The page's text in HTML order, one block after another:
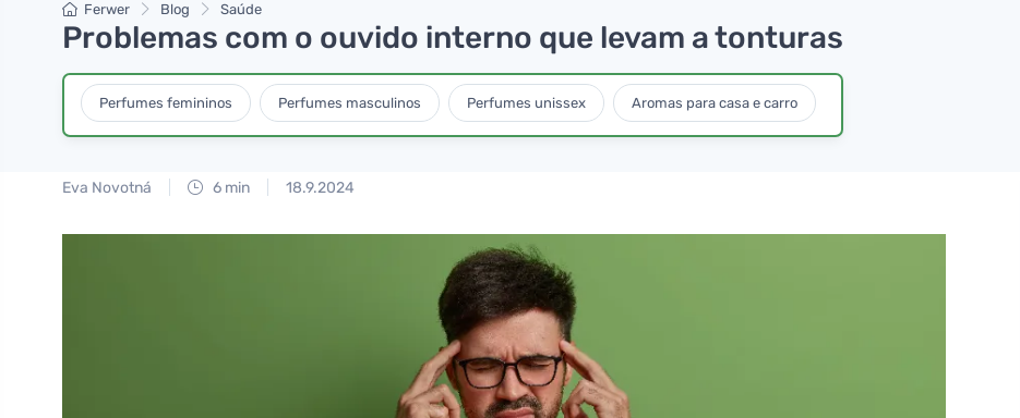
Ferwer Blog Saúde
Problemas com o ouvido interno que levam a tonturas
Perfumes femininos Perfumes masculinos Perfumes unissex Aromas para casa e carro
Eva Novotná 6 min 18.9.2024